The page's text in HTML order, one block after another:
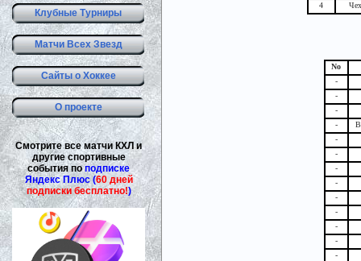
Клубные Турниры
Матчи Всех Звезд
Сайты о Хоккее
О проекте
Смотрите все матчи КХЛ и
другие спортивные
события поподписке
Яндекс Плюс (60 дней
подписки бесплатно!)
4
No
-
-
-
-
-
-
-
-
-
-
-
-
-